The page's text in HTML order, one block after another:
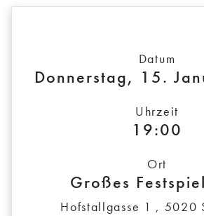
Datum
Donnerstag, 15.
Uhrzeit
19:00
Ort
Großes
Hofstallgasse 1 , 5020